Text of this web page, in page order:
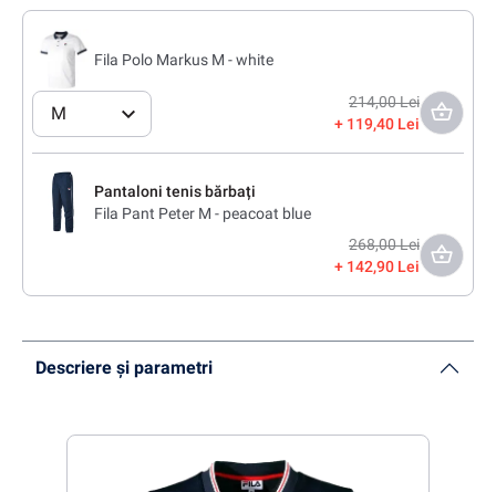
Fila Polo Markus M - white
M
214,00 Lei
119,40 Lei
Pantaloni tenis bărbați
Fila Pant Peter M - peacoat blue
268,00 Lei
142,90 Lei
Descriere și parametri